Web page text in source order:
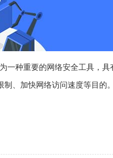
一种重要的网络安全工具，
制、加快网络访问速度等目的